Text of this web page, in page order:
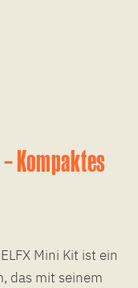
Kompaktes
Mini Kit ist ein
das mit seinem